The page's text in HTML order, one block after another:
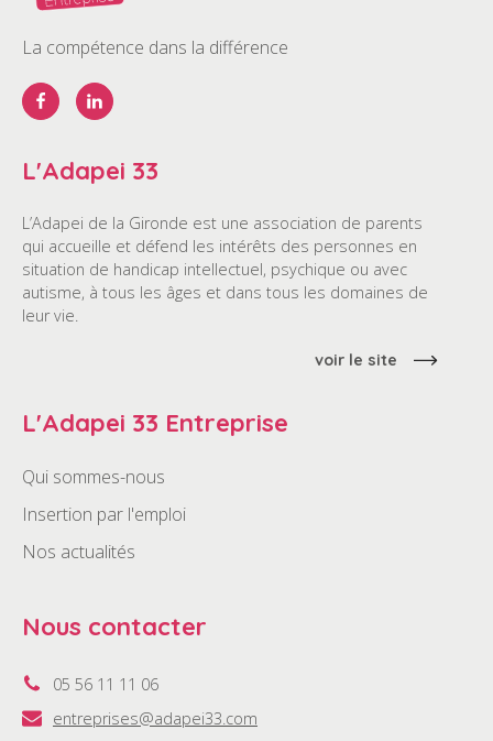
La compétence dans la différence
L'Adapei 33
L’Adapei de la Gironde est une association de parents
qui accueille et défend les intérêts des personnes en
situation de handicap intellectuel, psychique ou avec
autisme, à tous les âges et dans tous les domaines de
leur vie.
voir le site
L'Adapei 33 Entreprise
Qui sommes-nous
Insertion par l'emploi
Nos actualités
Nous contacter
05 56 11 11 06
entreprises@adapei33.com